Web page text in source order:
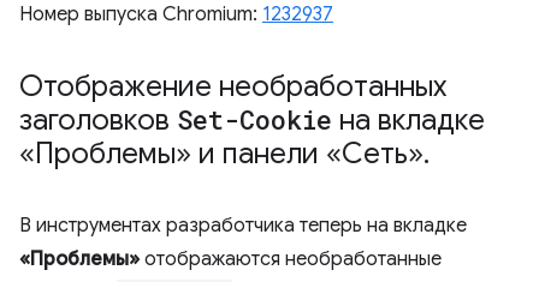
Номер выпуска Chromium: 1232937
Отображение необработанных
заголовков Set-Cookie на вкладке
«Проблемы» и панели «Сеть».
В инструментах разработчика теперь на вкладке
«Проблемы» отображаются необработанные